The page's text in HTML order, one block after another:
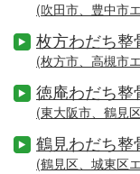
(吹田市、豊中市
枚方わだち整
(枚方市、高槻市
徳庵わだち整
(東大阪市、鶴見
鶴見わだち整
(鶴見区、城東区